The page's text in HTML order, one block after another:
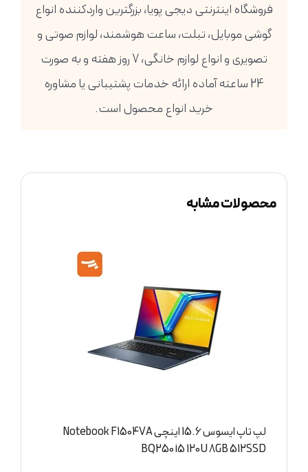
فروشگاه اینترنتی دیجی پویا، بزرگترین واردکننده انواع
گوشی موبایل، تبلت، ساعت هوشمند، لوازم صوتی و
تصویری و انواع لوازم خانگی، 7 روز هفته و به صورت
24 ساعته آماده ارائه خدمات پشتیبانی یا مشاوره
خرید انواع محصول است.
محصولات مشابه
لپ تاپ ایسوس 16 اینچی Notebook F1605VA i7
1355U 16GB 512SSD WUXGA